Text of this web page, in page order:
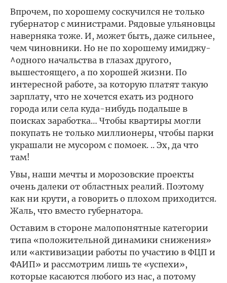
Впрочем, по хорошему соскучился не только
губернатор с министрами. Рядовые ульяновцы
наверняка тоже. И, может быть, даже сильнее,
чем чиновники. Но не по хорошему имиджу-
^одного начальства в глазах другого,
вышестоящего, а по хорошей жизни. По
интересной работе, за которую платят такую
зарплату, что не хочется ехать из родного
города или села куда-нибудь подальше в
поисках заработка… Чтобы квартиры могли
покупать не только миллионеры, чтобы парки
украшали не мусором с помоек. .. Эх, да что
там!
Увы, наши мечты и морозовские проекты
очень далеки от областных реалий. Поэтому
как ни крути, а говорить о плохом приходится.
Жаль, что вместо губернатора.
Оставим в стороне малопонятные категории
типа «положительной динамики снижения»
или «активизации работы по участию в ФЦП и
ФАИП» и рассмотрим лишь те «успехи»,
которые касаются любого из нас, а потому